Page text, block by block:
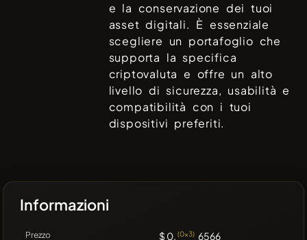
e la conservazione dei tuoi
asset digitali. È essenziale
scegliere un portafoglio che
supporta la specifica
criptovaluta e offre un alto
livello di sicurezza, usabilità e
compatibilità con i tuoi
dispositivi preferiti.
Informazioni
Prezzo $ 0. (0x3) 6566